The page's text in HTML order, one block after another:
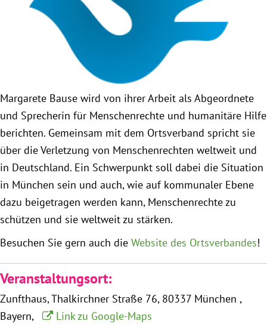
Ämter, Funktionen und Einkünfte
Besuch in Berlin
Bayern
München
Zur Person
Kontakt
Presse
Termine
Margarete Bause wird von ihrer Arbeit als Abgeordnete
und Sprecherin für Menschenrechte und humanitäre Hilfe
berichten. Gemeinsam mit dem Ortsverband spricht sie
über die Verletzung von Menschenrechten weltweit und
in Deutschland. Ein Schwerpunkt soll dabei die Situation
in München sein und auch, wie auf kommunaler Ebene
dazu beigetragen werden kann, Menschenrechte zu
schützen und sie weltweit zu stärken.
Besuchen Sie gern auch die Website des Ortsverbandes!
Veranstaltungsort:
Zunfthaus Thalkirchner Straße 76 80337 München
Bayern
Link zu Google-Maps